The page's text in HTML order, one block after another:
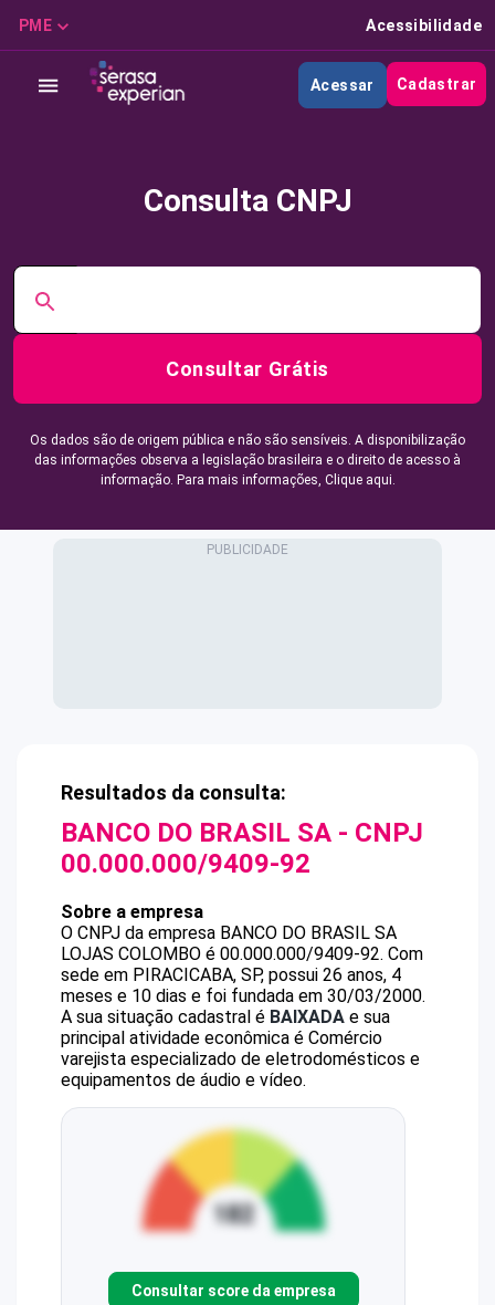
PME Acessibilidade
Acessar Cadastrar
Consulta CNPJ
Consultar Grátis
Os dados são de origem pública e não são sensíveis. A disponibilização
das informações observa a legislação brasileira e o direito de acesso à
informação. Para mais informações, Clique aqui.
Resultados da consulta:
BANCO DO BRASIL SA - CNPJ
00.000.000/9409-92
Sobre a empresa
O CNPJ da empresa BANCO DO BRASIL SA
LOJAS COLOMBO é 00.000.000/9409-92. Com
sede em PIRACICABA, SP, possui 26 anos, 4
meses e 10 dias e foi fundada em 30/03/2000.
A sua situação cadastral é BAIXADA e sua
principal atividade econômica é Comércio
varejista especializado de eletrodomésticos e
equipamentos de áudio e vídeo.
Consultar score da empresa